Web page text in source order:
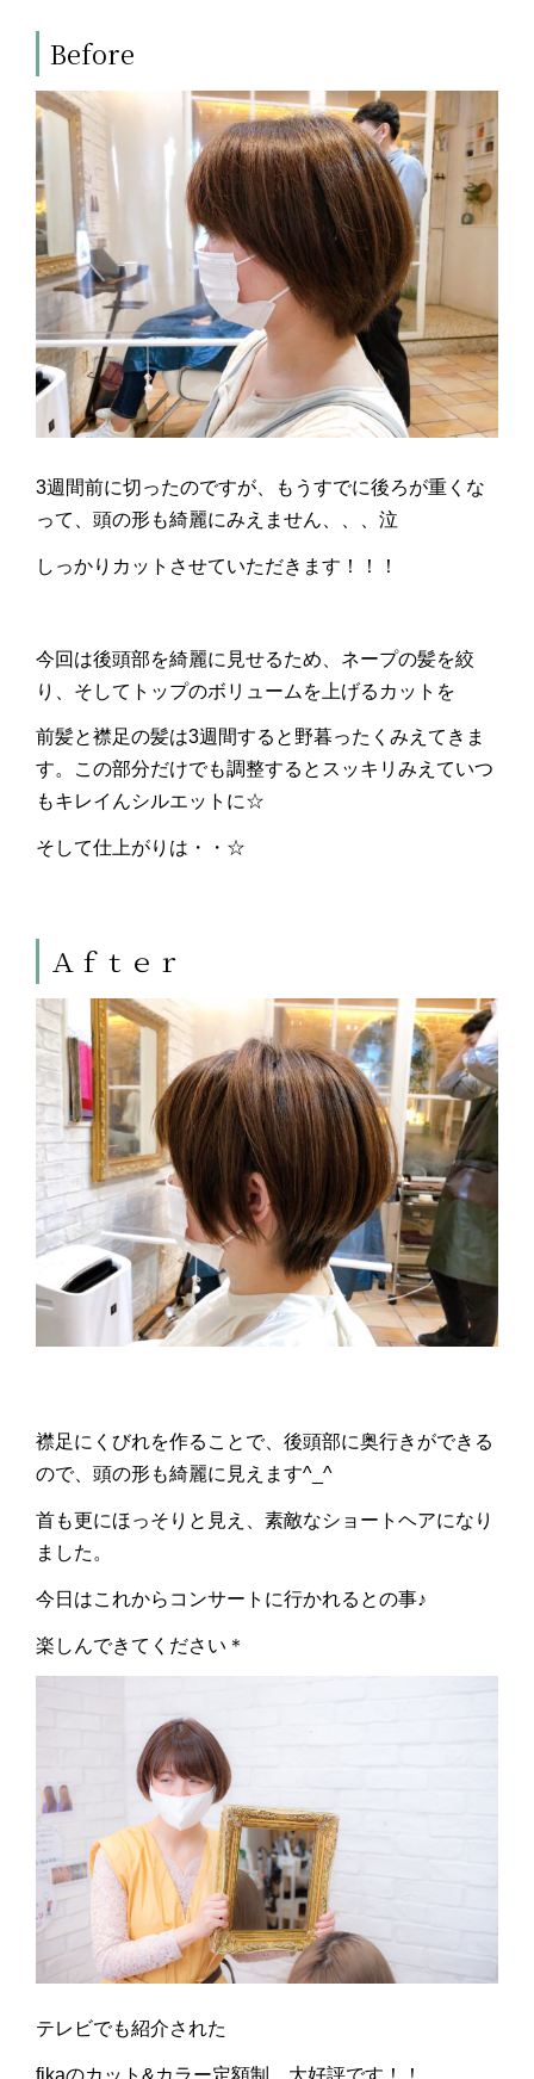
Before
3週間前に切ったのですが、もうすでに後ろが重くな
って、頭の形も綺麗にみえません、、、泣
しっかりカットさせていただきます！！！
今回は後頭部を綺麗に見せるため、ネープの髪を絞
り、そしてトップのボリュームを上げるカットを
前髪と襟足の髪は3週間すると野暮ったくみえてきま
す。この部分だけでも調整するとスッキリみえていつ
もキレイんシルエットに☆
そして仕上がりは・・☆
Ａｆｔｅｒ
襟足にくびれを作ることで、後頭部に奥行きができる
ので、頭の形も綺麗に見えます^_^
首も更にほっそりと見え、素敵なショートヘアになり
ました。
今日はこれからコンサートに行かれるとの事♪
楽しんできてください＊
テレビでも紹介された
fikaのカット&カラー定額制、大好評です！！